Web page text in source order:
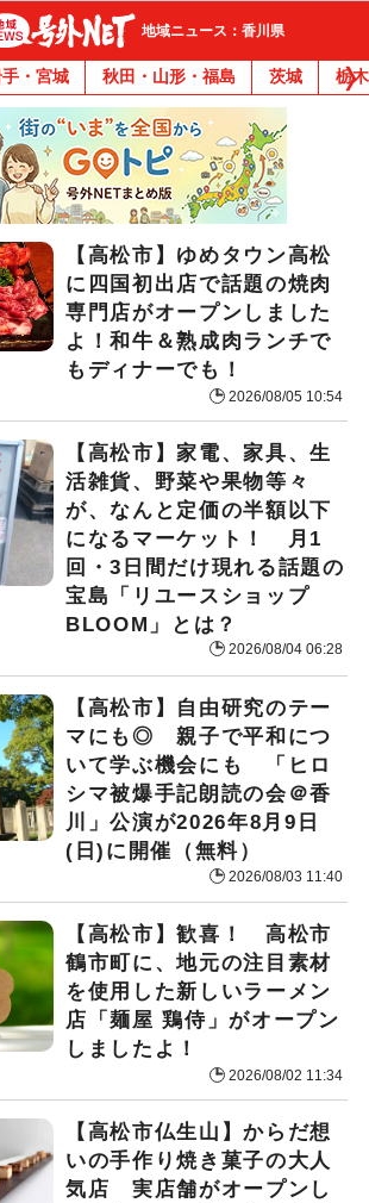
地域ニュース：香川県
・宮城 秋田・山形・福島 茨城 栃木
【高松市】ゆめタウン高松
に四国初出店で話題の焼肉
専門店がオープンしました
よ！和牛＆熟成肉ランチで
もディナーでも！
2026/08/05 10:54
【高松市】家電、家具、生
活雑貨、野菜や果物等々
が、なんと定価の半額以下
になるマーケット！ 月1
回・3日間だけ現れる話題の
宝島「リユースショップ
BLOOM」とは？
2026/08/04 06:28
【高松市】自由研究のテー
マにも◎ 親子で平和につ
いて学ぶ機会にも 「ヒロ
シマ被爆手記朗読の会＠香
川」公演が2026年8月9日
(日)に開催（無料）
2026/08/03 11:40
【高松市】歓喜！ 高松市
鶴市町に、地元の注目素材
を使用した新しいラーメン
店「麺屋 鶏侍」がオープン
しましたよ！
2026/08/02 11:34
【高松市仏生山】からだ想
いの手作り焼き菓子の大人
気店 実店舗がオープンし